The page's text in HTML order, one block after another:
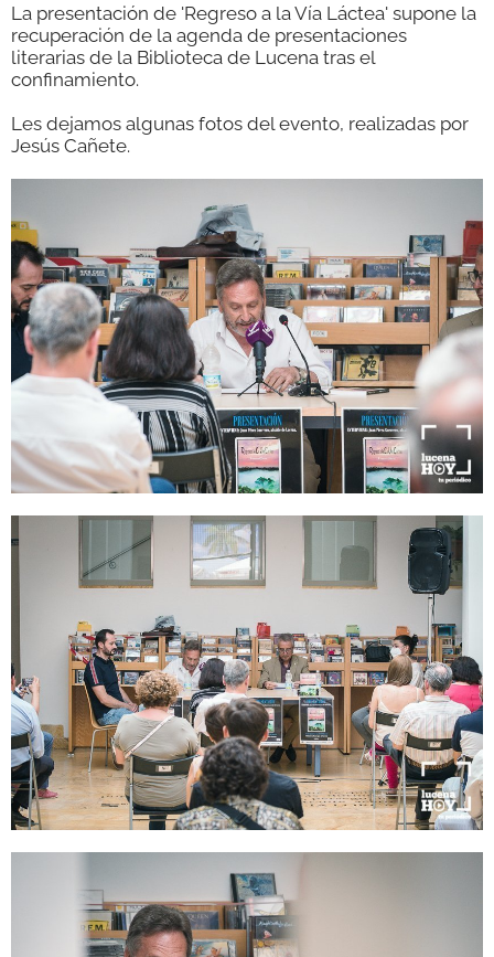
La presentación de 'Regreso a la Vía Láctea' supone la
recuperación de la agenda de presentaciones
literarias de la Biblioteca de Lucena tras el
confinamiento.
Les dejamos algunas fotos del evento, realizadas por
Jesús Cañete.